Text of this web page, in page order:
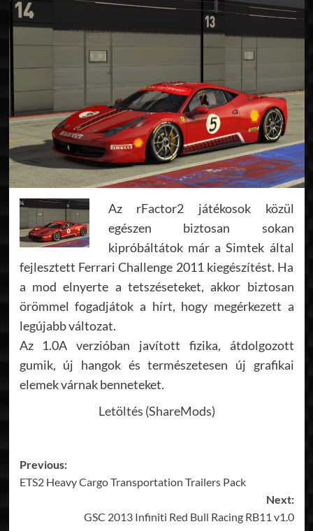
Az rFactor2 játékosok közül
egészen biztosan sokan
kipróbáltátok már a Simtek által
fejlesztett Ferrari Challenge 2011 kiegészítést. Ha
a mod elnyerte a tetszéseteket, akkor biztosan
örömmel fogadjátok a hírt, hogy megérkezett a
legújabb változat.
Az 1.0A verzióban javított fizika, átdolgozott
gumik, új hangok és természetesen új grafikai
elemek várnak benneteket.
Letöltés (ShareMods)
Post
navigation
Previous:
ETS2 Heavy Cargo Transportation Trailers Pack
Next:
GSC 2013 Infiniti Red Bull Racing RB11 v1.0